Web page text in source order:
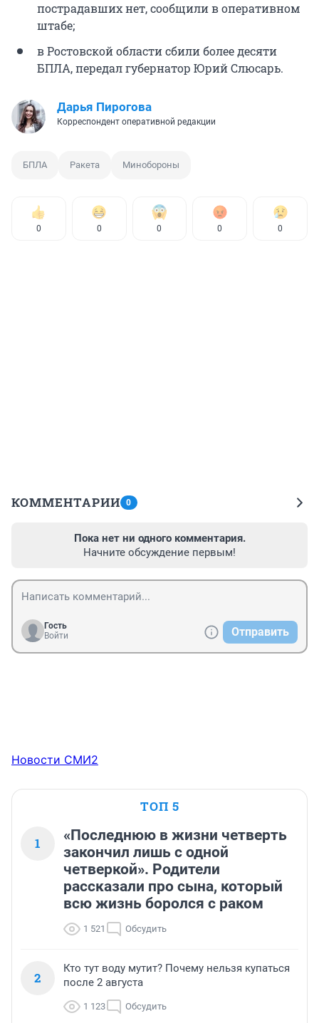
пострадавших нет, сообщили в оперативном
штабе;
в Ростовской области сбили более десяти
БПЛА, передал губернатор Юрий Слюсарь.
Дарья Пирогова
Корреспондент оперативной редакции
БПЛА Ракета Минобороны
0 0 0 0 0
КОММЕНТАРИИ 0
Пока нет ни одного комментария.
Начните обсуждение первым!
Гость
Войти
Отправить
Новости СМИ2
ТОП 5
1
«Последнюю в жизни четверть
закончил лишь с одной
четверкой». Родители
рассказали про сына, который
всю жизнь боролся с раком
1 521 Обсудить
2
Кто тут воду мутит? Почему нельзя купаться
после 2 августа
1 123 Обсудить